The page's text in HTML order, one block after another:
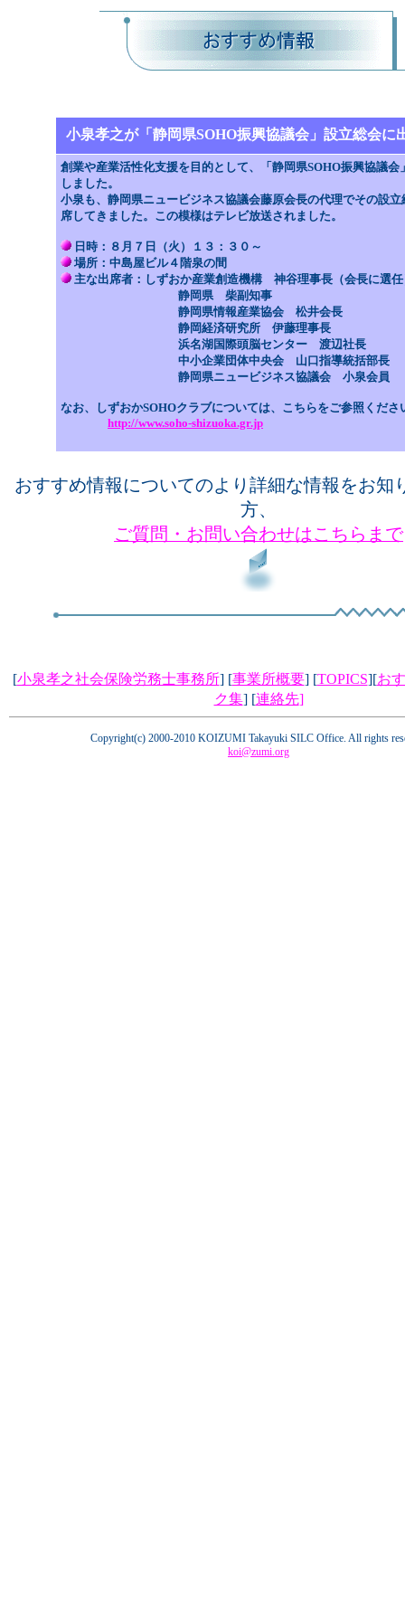
小泉孝之が「静岡県SOHO振興協議会」設立総会に
創業や産業活性化支援を目的として、「静岡県SOHO振興協議会
しました。
小泉も、静岡県ニュービジネス協議会藤原会長の代理でその設立
席してきました。この模様はテレビ放送されました。
日時：８月７日（火）１３：３０～
場所：中島屋ビル４階泉の間
主な出席者：しずおか産業創造機構 神谷理事長（会長に選
静岡県 柴副知事
静岡県情報産業協会 松井会長
静岡経済研究所 伊藤理事長
浜名湖国際頭脳センター 渡辺社長
中小企業団体中央会 山口指導統括部長
静岡県ニュービジネス協議会 小泉会員
なお、しずおかSOHOクラブについては、こちらをご参照くださ
http://www.soho-shizuoka.gr.jp
おすすめ情報についてのより詳細な情報をお知
方、
ご質問・お問い合わせはこちらまで
[小泉孝之社会保険労務士事務所] [事業所概要] [TOPICS][お
ク集] [連絡先]
Copyright(c) 2000-2010 KOIZUMI Takayuki SILC Office. All rights
koi@zumi.org